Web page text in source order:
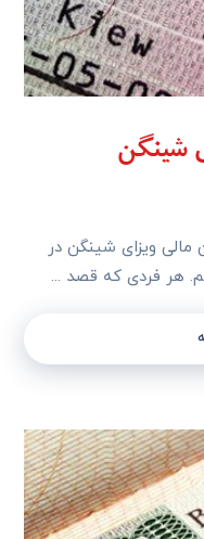
شینگن
ویزای شینگن در
هر فردی که قصد ...